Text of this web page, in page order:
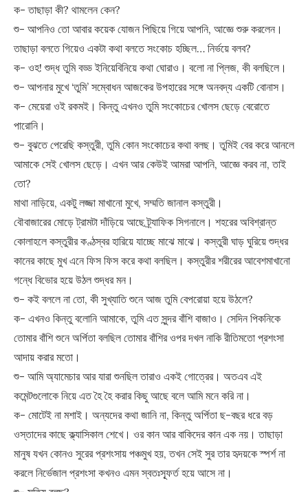
ক- তাছাড়া কী? থামলেন কেন?
শু- আপনিও তো আবার কয়েক যোজন পিছিয়ে গিয়ে আপনি, আজ্ঞে শুরু করলেন।
তাছাড়া বলতে গিয়েও একটা কথা বলতে সংকোচ হচ্ছিল… নির্ভয়ে বলব?
ক- ওহ! শুদ্ধ তুমি বড্ড ইনিয়েবিনিয়ে কথা ঘোরাও। বলো না প্লিজ, কী বলছিলে।
শু- আপনার মুখে ‘তুমি’ সম্বোধন আজকের উপহারের সঙ্গে অনবদ্য একটি বোনাস।
ক- মেয়েরা ওই রকমই। কিন্তু এখনও তুমি সংকোচের খোলস ছেড়ে বেরোতে
পারোনি।
শু- বুঝতে পেরেছি কস্তুরী, তুমি কোন সংকোচের কথা বলছ। তুমিই বের করে আনলে
আমাকে সেই খোলস ছেড়ে। এখন আর কেউই আমরা আপনি, আজ্ঞে করব না, তাই
তো?
মাথা নাড়িয়ে, একটু লজ্জা মাখানো মুখে, সম্মতি জানাল কস্তুরী।
বৌবাজারের মোড়ে ট্রামটা দাঁড়িয়ে আছে ট্র্যাফিক সিগনালে। শহরের অবিশ্রান্ত
কোলাহলে কস্তুরীর কণ্ঠস্বর হারিয়ে যাচ্ছে মাঝে মাঝে। কস্তুরী ঘাড় ঘুরিয়ে শুদ্ধর
কানের কাছে মুখ এনে ফিস ফিস করে কথা বলছিল। কস্তুরীর শরীরের আবেশমাখানো
গন্ধে বিভোর হয়ে উঠল শুদ্ধর মন।
শু- কই বললে না তো, কী সুখ্যাতি শুনে আজ তুমি বেপরোয়া হয়ে উঠলে?
ক- এখনও কিন্তু বলোনি আমাকে, তুমি এত সুন্দর বাঁশি বাজাও। সেদিন পিকনিকে
তোমার বাঁশি শুনে অর্পিতা বলছিল তোমার বাঁশির ওপর দখল নাকি রীতিমতো প্রশংসা
আদায় করার মতো।
শু- আমি অ্যামেচার আর যারা শুনছিল তারাও একই গোত্রের। অতএব এই
কমেন্টগুলোকে নিয়ে এত হৈ হৈ করার কিছু আছে বলে আমি মনে করি না।
ক- মোটেই না মশাই। অন্যদের কথা জানি না, কিন্তু অর্পিতা ছ-বছর ধরে বড়
ওস্তাদের কাছে ক্ল্যাসিকাল শেখে। ওর কান আর বাকিদের কান এক নয়। তাছাড়া
মানুষ যখন কোনও সুরের প্রশংসায় পঞ্চমুখ হয়, তখন সেই সুর তার হৃদয়কে স্পর্শ না
করলে নির্ভেজাল প্রশংসা কখনও এমন স্বতঃস্ফূর্ত হয়ে আসে না।